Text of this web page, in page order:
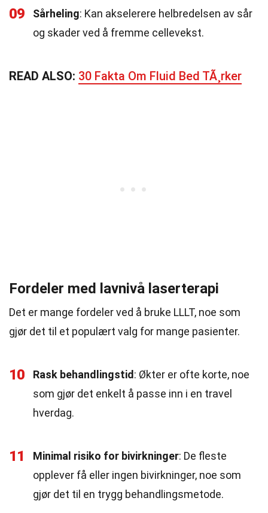
09 Sårheling: Kan akselerere helbredelsen av sår
og skader ved å fremme cellevekst.
READ ALSO: 30 Fakta Om Fluid Bed TÃ¸rker
Fordeler med lavnivå laserterapi
Det er mange fordeler ved å bruke LLLT, noe som
gjør det til et populært valg for mange pasienter.
10 Rask behandlingstid : Økter er ofte korte, noe
som gjør det enkelt å passe inn i en travel
hverdag.
11 Minimal risiko for bivirkninger: De fleste
opplever få eller ingen bivirkninger, noe som
gjør det til en trygg behandlingsmetode.